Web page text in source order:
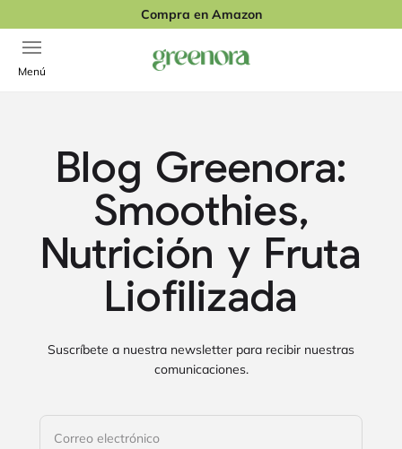
Compra en Amazon
Abrir menú de navegación
Menú
Greenora
Blog Greenora:
Smoothies,
Nutrición y Fruta
Liofilizada
Suscríbete a nuestra newsletter para recibir nuestras
comunicaciones.
Correo electrónico